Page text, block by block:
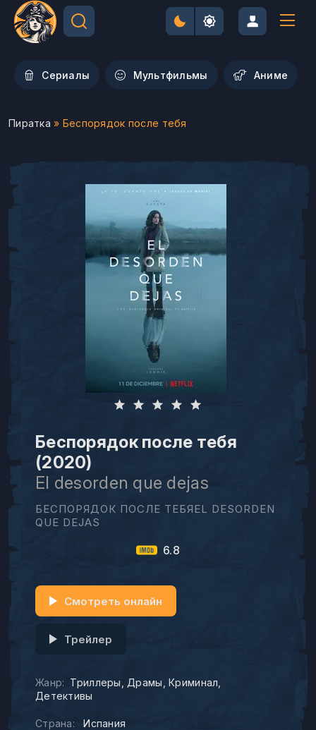
Сериалы Мультфильмы Aниме
Пиратка » Беспорядок после тебя
Беспорядок после тебя
(2020)
El desorden que dejas
БЕСПОРЯДОК ПОСЛЕ ТЕБЯEL DESORDEN
QUE DEJAS
6.8
Жанр: Триллеры Драмы Криминал
Детективы
Страна: Испания
Смотреть онлайн
Трейлер